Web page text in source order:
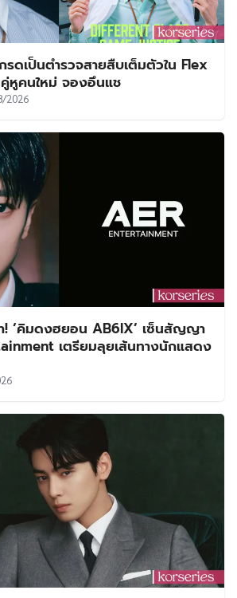
ดเป็นตำรวจสายสืบเต็มตัวใน Flex
หูคนใหม่ จองอึนแช
2026
! ‘คิมดงฮยอน AB6IX’ เซ็นสัญญา
เตรียมลุยเส้นทางนักแสดง